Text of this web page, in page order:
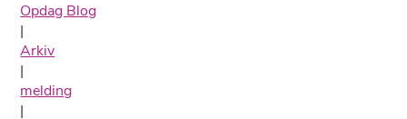
Opdag Blog
|
Arkiv
|
melding
|